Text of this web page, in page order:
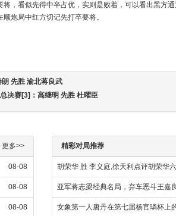
，看似先得中卒占优，实则是败着，可以看出黑方
炮局中红方切记先打卒要将。
先胜 渝北蒋良武
决赛[3]：高继明 先胜 杜曜臣
更多>>
08-08
08-08
08-08
精彩对局推荐
胡荣华 胜 李义庭,徐天利点评胡荣华
亚军蒋志梁经典名局，弃车恶斗王嘉
女象第一人唐丹在第七届杨官璘杯上